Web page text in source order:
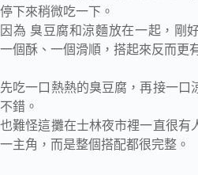
停下來稍微吃一下。
因為 臭豆腐和涼麵放在一起，剛
一個酥、一個滑順，搭起來反而更
先吃一口熱熱的臭豆腐，再接一口
不錯。
也難怪這攤在士林夜市裡一直很有
一主角，而是整個搭配都很完整。